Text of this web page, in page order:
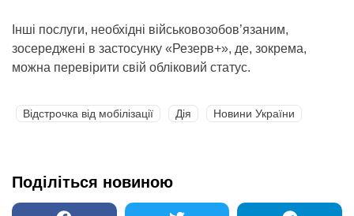
Інші послуги, необхідні військовозобов’язаним,
зосереджені в застосунку «Резерв+», де, зокрема,
можна перевірити свій обліковий статус.
Відстрочка від мобілізації Дія Новини України
Поділіться новиною